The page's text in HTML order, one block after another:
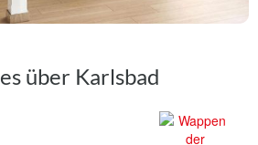
über Karlsbad